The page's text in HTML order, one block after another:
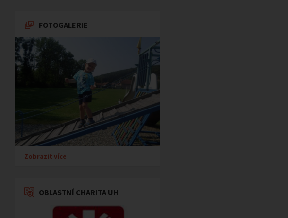
FOTOGALERIE
Zobrazit více
OBLASTNÍ CHARITA UH